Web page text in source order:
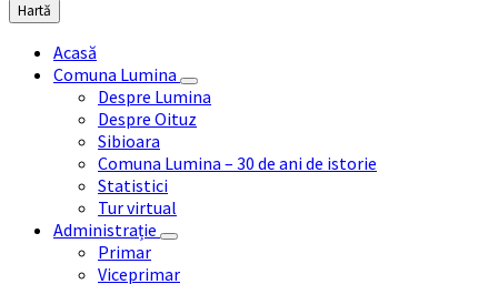
Hartă
Acasă
Comuna Lumina
Despre Lumina
Despre Oituz
Sibioara
Comuna Lumina – 30 de ani de istorie
Statistici
Tur virtual
Administrație
Primar
Viceprimar